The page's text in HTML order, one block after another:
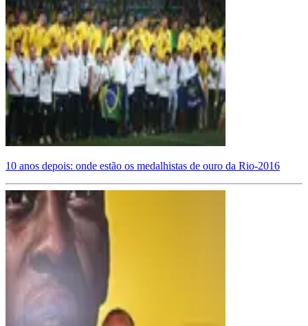
10 anos depois: onde estão os medalhistas de ouro da Rio-2016